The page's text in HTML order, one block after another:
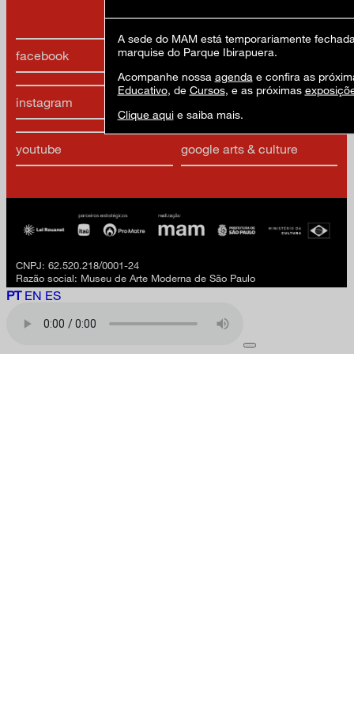
facebook x
instagram
youtube google arts & culture
CNPJ: 62.520.218/0001-24
Razão social: Museu de Arte Moderna de São Paulo
PT EN ES
A sede do MAM está temporariamente
marquise do Parque Ibirapuera.
Acompanhe nossa agenda e confira as
Educativo, de Cursos, e as próximas
Clique aquie saiba mais.